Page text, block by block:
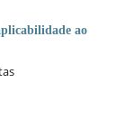
ao